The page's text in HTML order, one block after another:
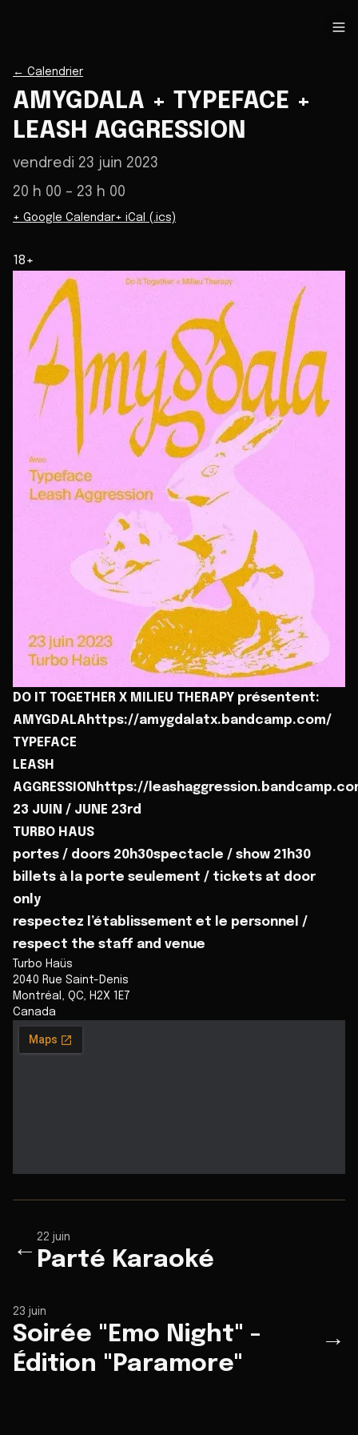
← Calendrier
AMYGDALA + TYPEFACE +
LEASH AGGRESSION
vendredi 23 juin 2023
20 h 00 – 23 h 00
+ Google Calendar+ iCal (.ics)
18+
DO IT TOGETHER X MILIEU THERAPY présentent:
AMYGDALAhttps://amygdalatx.bandcamp.com/
TYPEFACE
LEASH
AGGRESSIONhttps://
23 JUIN / JUNE 23rd
TURBO HAUS
portes / doors 20h30spectacle / show 21h30
billets à la porte seulement / tickets at door
only
respectez l’établissement et le personnel /
respect the staff and venue
Turbo Haüs
2040 Rue Saint-Denis
Montréal , QC, H2X 1E7
Canada
←
22 juin
Parté Karaoké
23 juin
Soirée "Emo Night" -
Édition "Paramore"
→